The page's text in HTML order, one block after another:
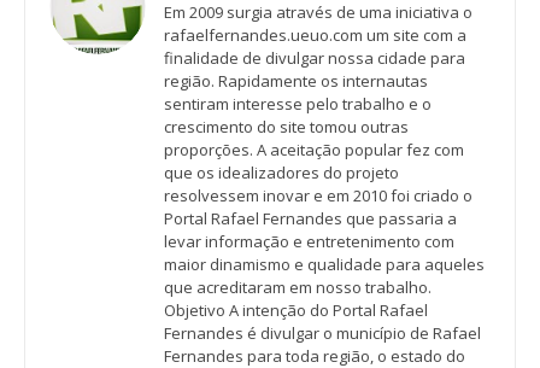
Em 2009 surgia através de uma iniciativa o
rafaelfernandes.ueuo.com um site com a
finalidade de divulgar nossa cidade para
região. Rapidamente os internautas
sentiram interesse pelo trabalho e o
crescimento do site tomou outras
proporções. A aceitação popular fez com
que os idealizadores do projeto
resolvessem inovar e em 2010 foi criado o
Portal Rafael Fernandes que passaria a
levar informação e entretenimento com
maior dinamismo e qualidade para aqueles
que acreditaram em nosso trabalho.
Objetivo A intenção do Portal Rafael
Fernandes é divulgar o município de Rafael
Fernandes para toda região, o estado do